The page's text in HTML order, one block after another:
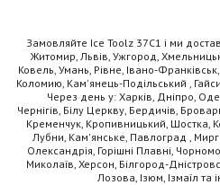
Замовляйте Ice Toolz 37C1 і ми
Житомир, Львів, Ужгород,
Ковель, Умань, Рівне, Івано-
Коломию, Кам'янець-Подільський ,
Через день у: Харків, Дніпро,
Чернігів, Білу Церкву, Бердичів,
Кременчук, Кропивницький, Шостка,
Лубни, Кам'янське, Павлоград ,
Олександрія, Горішні Плавні,
Миколаїв, Херсон, Білгород-
Лозова, Ізюм, Ізмаїл та